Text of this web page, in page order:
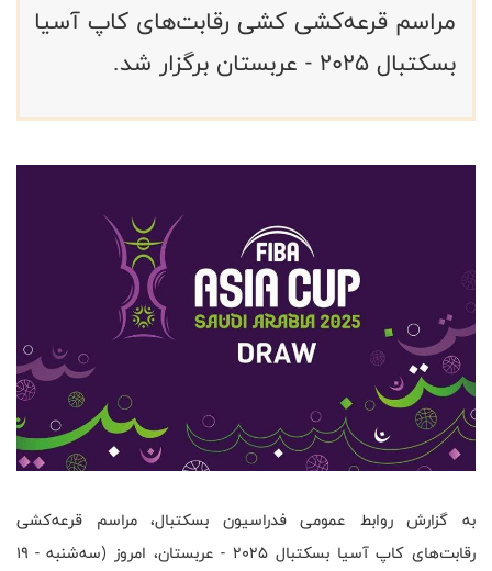
مراسم قرعه‌کشی کشی رقابت‌های کاپ آسیا
بسکتبال ۲۰۲۵ - عربستان برگزار شد.
به گزارش روابط عمومی فدراسیون بسکتبال، مراسم قرعه‌کشی
رقابت‌های کاپ آسیا بسکتبال ۲۰۲۵ - عربستان، امروز (سه‌شنبه - ۱۹